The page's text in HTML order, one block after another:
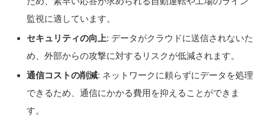
監視に適しています。
セキュリティの向上: データがクラウドに送信されないた
め、外部からの攻撃に対するリスクが低減されます。
通信コストの削減: ネットワークに頼らずにデータを処理
できるため、通信にかかる費用を抑えることができま
す。